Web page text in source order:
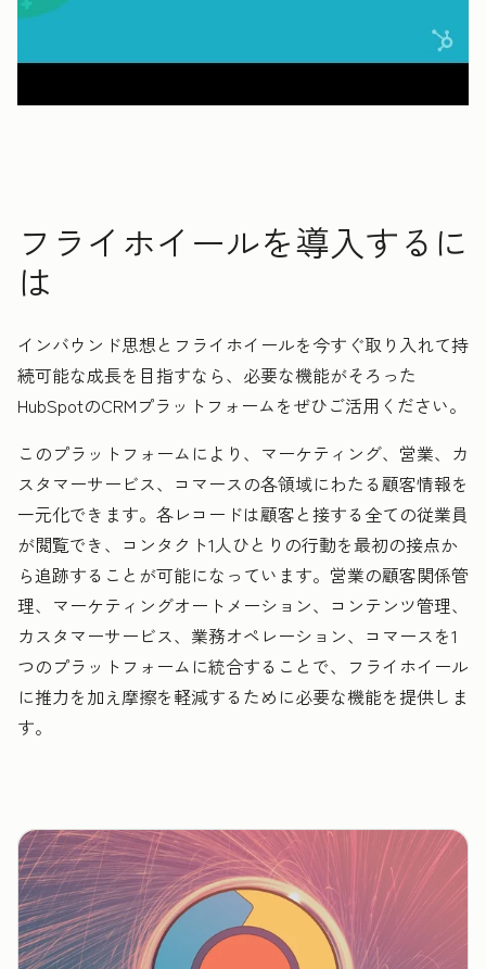
フライホイールを導入するに
は
インバウンド思想とフライホイールを今すぐ取り入れて持
続可能な成長を目指すなら、必要な機能がそろった
HubSpotのCRMプラットフォームをぜひご活用ください。
このプラットフォームにより、マーケティング、営業、カ
スタマーサービス、コマースの各領域にわたる顧客情報を
一元化できます。各レコードは顧客と接する全ての従業員
が閲覧でき、コンタクト1人ひとりの行動を最初の接点か
ら追跡することが可能になっています。営業の顧客関係管
理、マーケティングオートメーション、コンテンツ管理、
カスタマーサービス、業務オペレーション、コマースを1
つのプラットフォームに統合することで、フライホイール
に推力を加え摩擦を軽減するために必要な機能を提供しま
す。